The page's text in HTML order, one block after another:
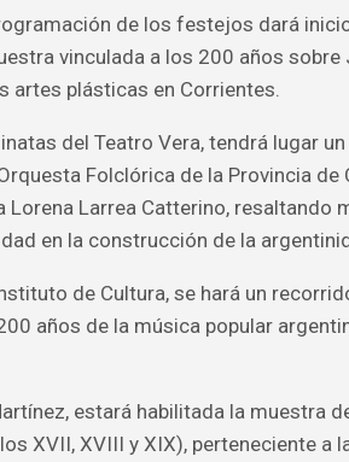
de los festejos dará
vinculada a los 200 años sobre
artes plásticas en Corrientes.
del Teatro Vera, tendrá lugar
Folclórica de la Provincia de
Lorena Larrea Catterino, resaltando
en la construcción de la
de Cultura, se hará un
años de la música popular
estará habilitada la muestra
XVII, XVIII y XIX), perteneciente a